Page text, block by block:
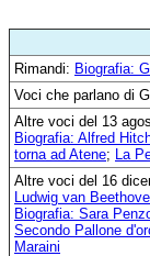
Rimandi: Biografia:
Voci che parlano di
Altre voci del 13
Biografia: Alfred
torna ad Atene; La
Altre voci del 16
Ludwig van
Biografia: Sara
Secondo Pallone
Maraini